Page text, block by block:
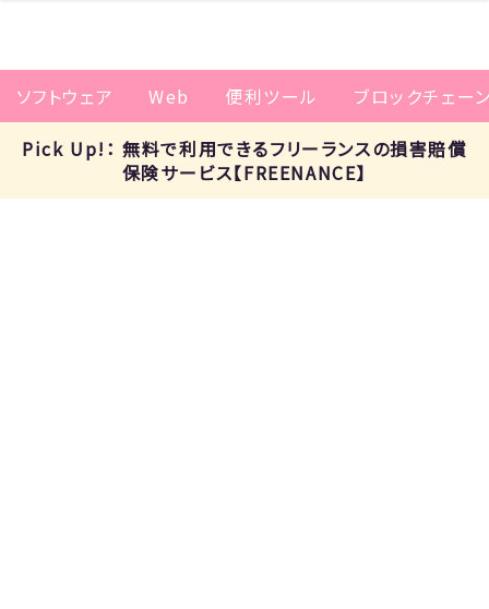
ソフトウェア Web 便利ツール
ブロックチェー
Pick Up!： 無料で利用できるフリーランスの損害賠償
保険サービス【FREENANCE】